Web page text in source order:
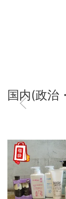
国内(政治